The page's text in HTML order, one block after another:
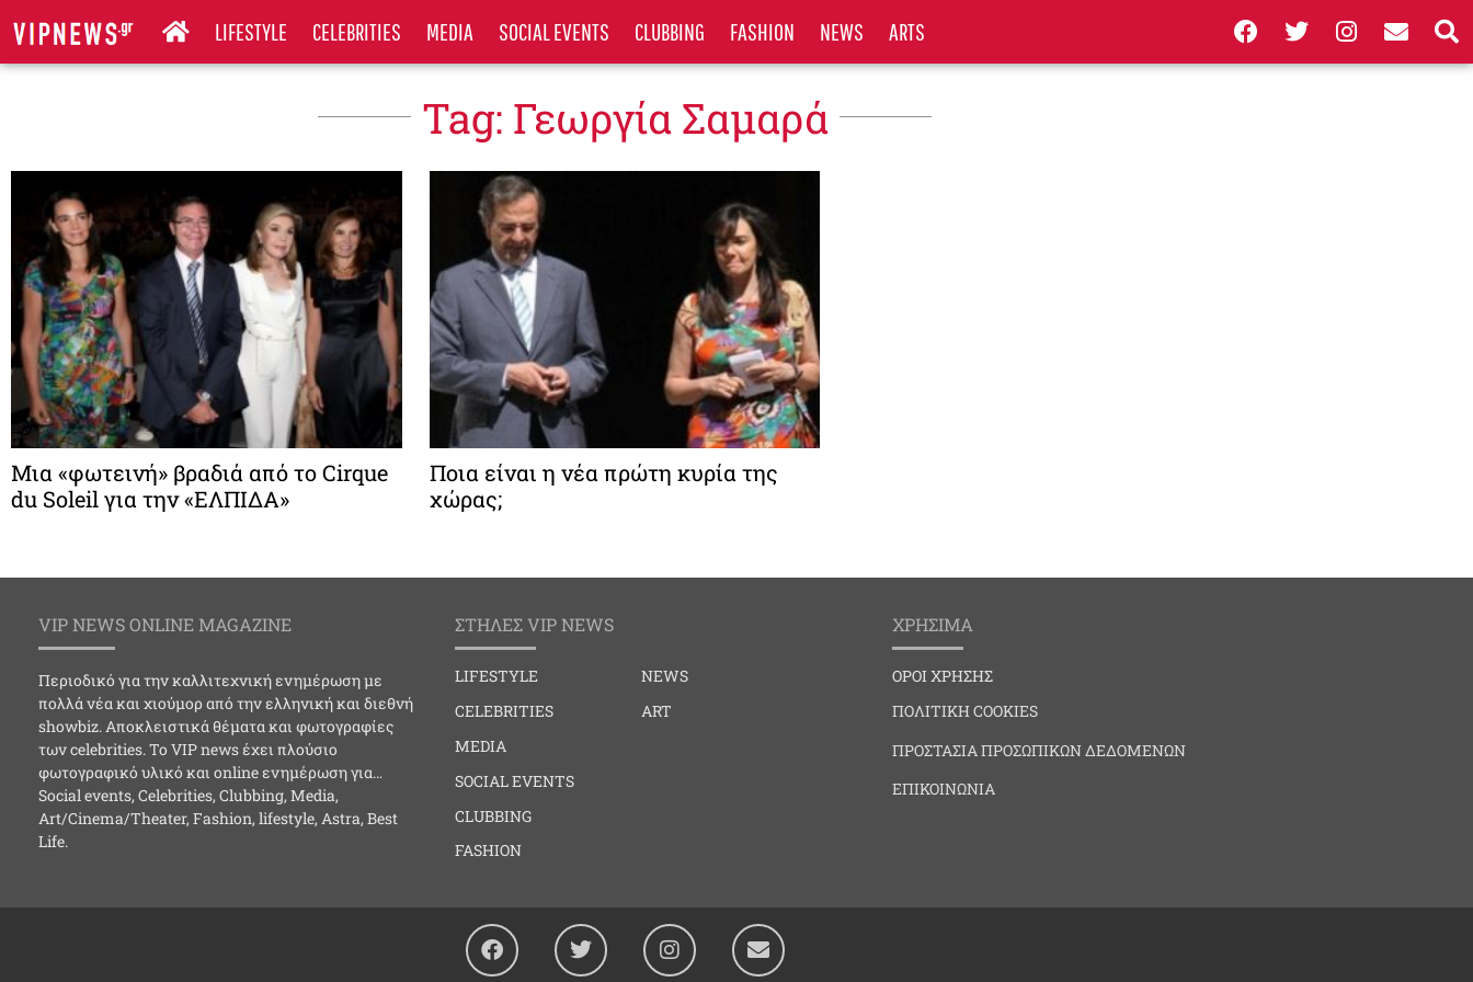
LIFESTYLE CELEBRITIES MEDIA SOCIAL EVENTS CLUBBING FASHION NEWS ARTS
Tag: Γεωργία Σαμαρά
Μια «φωτεινή» βραδιά από το Cirque
du Soleil για την «ΕΛΠΙΔΑ»
Ποια είναι η νέα πρώτη κυρία της
χώρας;
VIP NEWS ONLINE MAGAZINE
Περιοδικό για την καλλιτεχνική ενημέρωση με
πολλά νέα και χιούμορ από την ελληνική και διεθνή
showbiz. Αποκλειστικά θέματα και φωτογραφίες
των celebrities. Το VIP news έχει πλούσιο
φωτογραφικό υλικό και online ενημέρωση για…
Social events, Celebrities, Clubbing, Media,
Art/Cinema/Theater, Fashion, lifestyle, Astra, Best
Life.
ΣΤΗΛΕΣ VIP NEWS
LIFESTYLE
CELEBRITIES
MEDIA
SOCIAL EVENTS
CLUBBING
FASHION
NEWS
ART
ΧΡΗΣΙΜΑ
ΟΡΟΙ ΧΡΗΣΗΣ
ΠΟΛΙΤΙΚΗ COOKIES
ΠΡΟΣΤΑΣΙΑ ΠΡΟΣΩΠΙΚΩΝ ΔΕΔΟΜΕΝΩΝ
ΕΠΙΚΟΙΝΩΝΙΑ